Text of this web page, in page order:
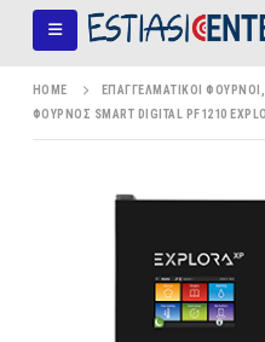
HOME ΕΠΑΓΓΕΛΜΑΤΙΚΟΊ ΦΟΎΡΝΟΙ
ΦΟΎΡΝΟΣ SMART DIGITAL PF1210